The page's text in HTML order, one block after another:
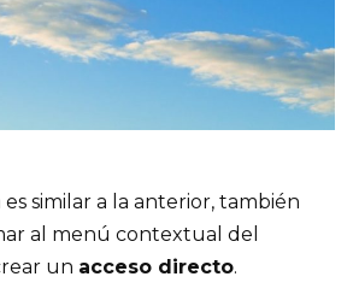
es similar a la anterior, también
al menú contextual del
un acceso directo.